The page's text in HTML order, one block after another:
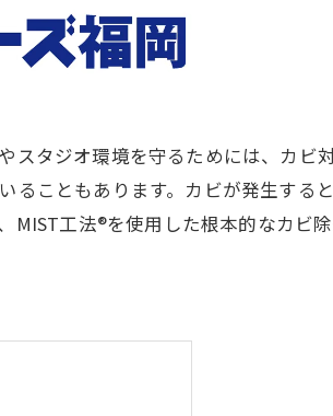
スタジオ環境を守るためには、カビ
こともあります。カビが発生する
工法®を使用した根本的なカビ